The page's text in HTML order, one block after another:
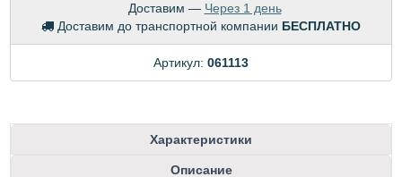
Доставим — Через 1 день
Доставим до транспортной компании БЕСПЛАТНО
Артикул: 061113
Характеристики
Описание